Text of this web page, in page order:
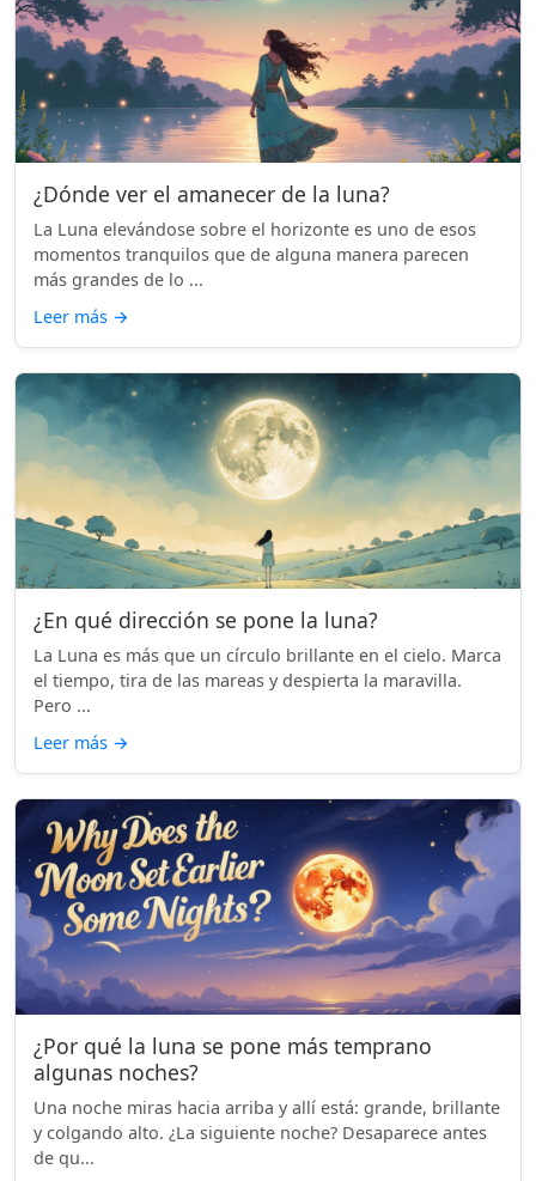
¿Dónde ver el amanecer de la luna?
La Luna elevándose sobre el horizonte es uno de esos
momentos tranquilos que de alguna manera parecen
más grandes de lo ...
Leer más →
¿En qué dirección se pone la luna?
La Luna es más que un círculo brillante en el cielo. Marca
el tiempo, tira de las mareas y despierta la maravilla.
Pero ...
Leer más →
¿Por qué la luna se pone más temprano
algunas noches?
Una noche miras hacia arriba y allí está: grande, brillante
y colgando alto. ¿La siguiente noche? Desaparece antes
de qu...